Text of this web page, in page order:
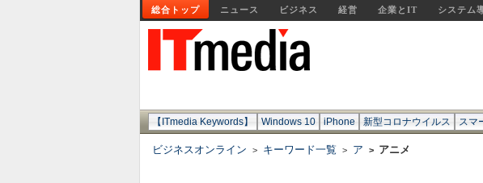
総合トップ ニュース ビジネス 経営 企業とIT システム
【ITmedia Keywords】 Windows 10 iPhone 新型コロナウイルス スマ
ビジネスオンライン > キーワード一覧 > ア > アニメ